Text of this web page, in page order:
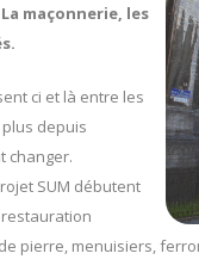
maçonnerie, les
ci et là entre les
plus depuis
changer.
SUM débutent
pierre, menuisiers,